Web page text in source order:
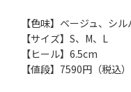
【色味】ベージュ、シ
【サイズ】S、M、L
【ヒール】6.5cm
【値段】7590円（税込）